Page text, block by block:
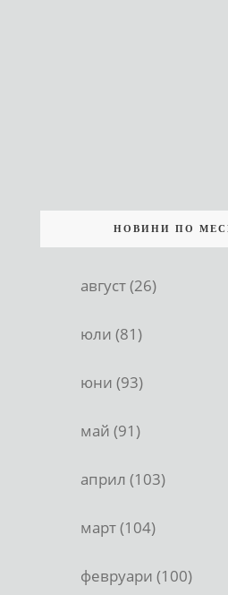
НОВИНИ ПО
август (26)
юли (81)
юни (93)
май (91)
април (103)
март (104)
февруари (100)